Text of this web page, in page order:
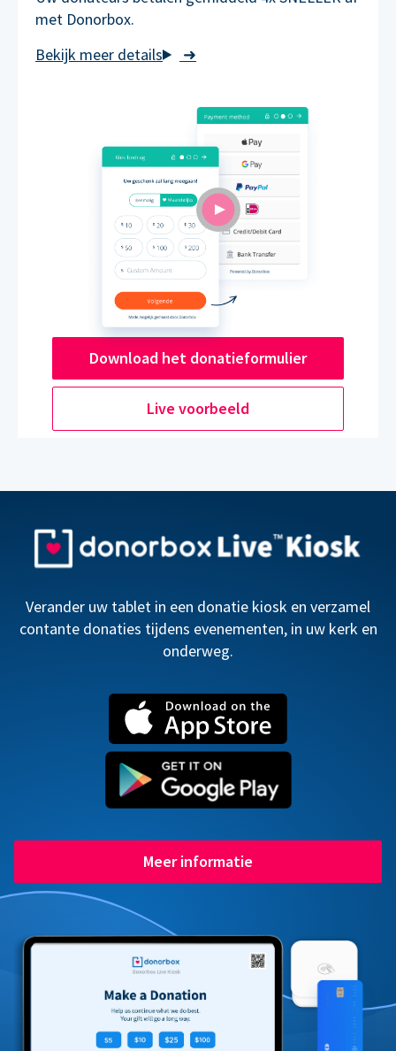
➜
met Donorbox.
Download het donatieformulier
Live voorbeeld
Verander uw tablet in een donatie kiosk en verzamel
contante donaties tijdens evenementen, in uw kerk en
onderweg.
Meer informatie